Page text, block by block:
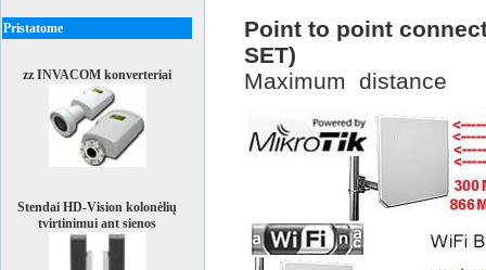
Pristatome
zz INVACOM konverteriai
Stendai HD-Vision kolonėlių
tvirtinimui ant sienos
Point to point
SET)
Maximum